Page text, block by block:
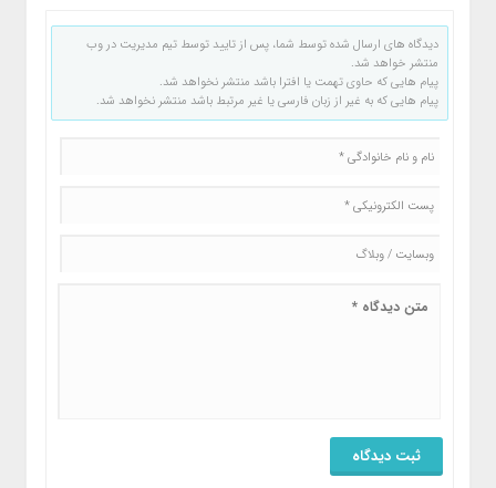
دیدگاه های ارسال شده توسط شما، پس از تایید توسط تیم مدیریت در وب
منتشر خواهد شد.
پیام هایی که حاوی تهمت یا افترا باشد منتشر نخواهد شد.
پیام هایی که به غیر از زبان فارسی یا غیر مرتبط باشد منتشر نخواهد شد.